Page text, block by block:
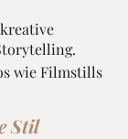
wie Filmstills
Stil